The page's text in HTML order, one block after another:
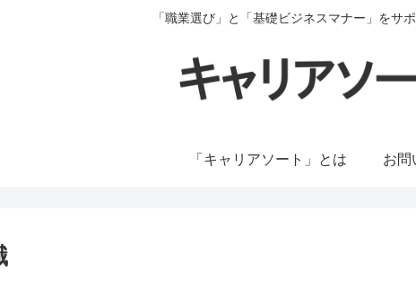
「職業選び」と「基礎ビジネスマナー」をサ
「キャリアソート」とは お問